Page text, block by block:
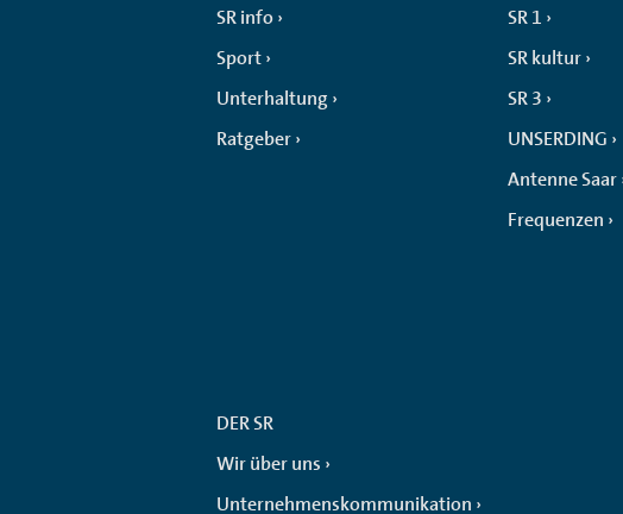
SR info
Sport
Unterhaltung
Ratgeber
SR 1
SR kultur
SR 3
UNSERDING
Antenne Saar
Frequenzen
DER SR
Wir über uns
Unternehmenskommunikation